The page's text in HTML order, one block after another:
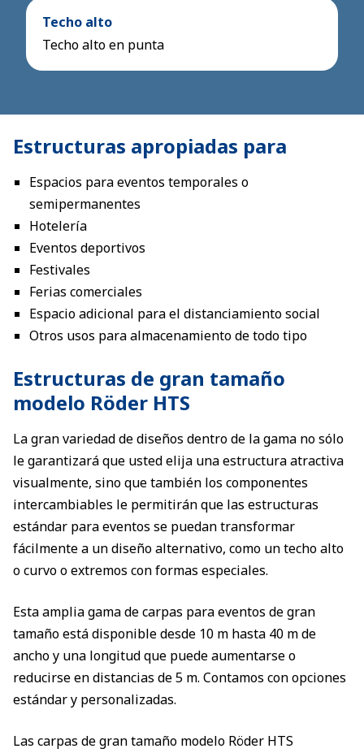
Techo alto
Techo alto en punta
Estructuras apropiadas para
Espacios para eventos temporales o
semipermanentes
Hotelería
Eventos deportivos
Festivales
Ferias comerciales
Espacio adicional para el distanciamiento social
Otros usos para almacenamiento de todo tipo
Estructuras de gran tamaño
modelo Röder HTS
La gran variedad de diseños dentro de la gama no sólo
le garantizará que usted elija una estructura atractiva
visualmente, sino que también los componentes
intercambiables le permitirán que las estructuras
estándar para eventos se puedan transformar
fácilmente a un diseño alternativo, como un techo alto
o curvo o extremos con formas especiales.
Esta amplia gama de carpas para eventos de gran
tamaño está disponible desde 10 m hasta 40 m de
ancho y una longitud que puede aumentarse o
reducirse en distancias de 5 m. Contamos con opciones
estándar y personalizadas.
Las carpas de gran tamaño modelo Röder HTS